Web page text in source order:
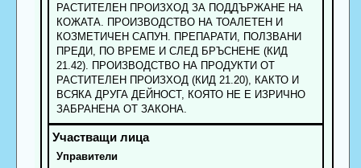
РАСТИТЕЛЕН ПРОИЗХОД ЗА ПОДДЪРЖАНЕ НА
КОЖАТА. ПРОИЗВОДСТВО НА ТОАЛЕТЕН И
КОЗМЕТИЧЕН САПУН. ПРЕПАРАТИ, ПОЛЗВАНИ
ПРЕДИ, ПО ВРЕМЕ И СЛЕД БРЪСНЕНЕ (КИД
21.42). ПРОИЗВОДСТВО НА ПРОДУКТИ ОТ
РАСТИТЕЛЕН ПРОИЗХОД (КИД 21.20), КАКТО И
ВСЯКА ДРУГА ДЕЙНОСТ, КОЯТО НЕ Е ИЗРИЧНО
ЗАБРАНЕНА ОТ ЗАКОНА.
Управители